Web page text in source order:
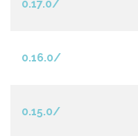
0.17.0/
0.16.0/
0.15.0/